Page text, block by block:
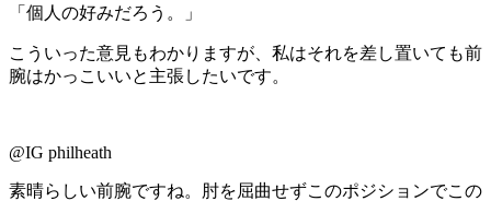
「個人の好みだろう。」
こういった意見もわかりますが、私はそれを差し置いても前
腕はかっこいいと主張したいです。
@IG philheath
素晴らしい前腕ですね。肘を屈曲せずこのポジションでこの